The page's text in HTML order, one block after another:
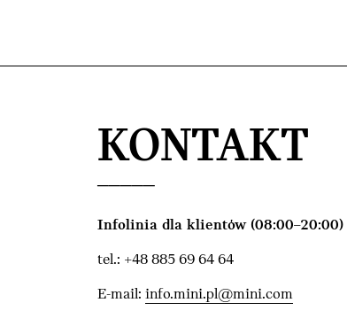
KONTAKT
Infolinia dla klientów (08:00–20:00)
tel.: +48 885 69 64 64
E-mail: info.mini.pl@mini.com